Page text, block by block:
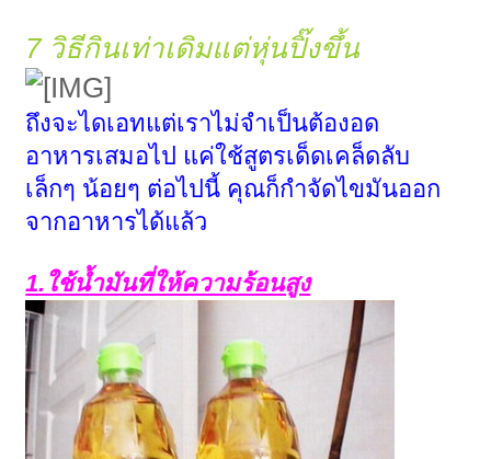
7 วิธีกินเท่าเดิมแต่หุ่นปิ๊งขึ้น
ถึงจะไดเอทแต่เราไม่จำเป็นต้องอด
อาหารเสมอไป แค่ใช้สูตรเด็ดเคล็ดลับ
เล็กๆ น้อยๆ ต่อไปนี้ คุณก็กำจัดไขมันออก
จากอาหารได้แล้ว
1.ใช้น้ำมันที่ให้ความร้อนสูง